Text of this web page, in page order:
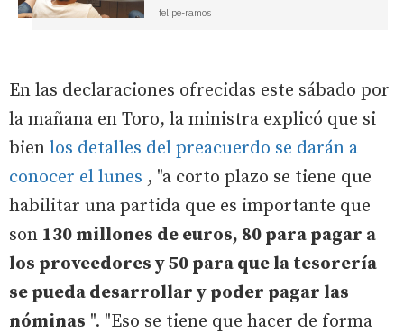
felipe-ramos
En las declaraciones ofrecidas este sábado por
la mañana en Toro, la ministra explicó que si
bien los detalles del preacuerdo se darán a
conocer el lunes , "a corto plazo se tiene que
habilitar una partida que es importante que
son 130 millones de euros, 80 para pagar a
los proveedores y 50 para que la tesorería
se pueda desarrollar y poder pagar las
nóminas ". "Eso se tiene que hacer de forma